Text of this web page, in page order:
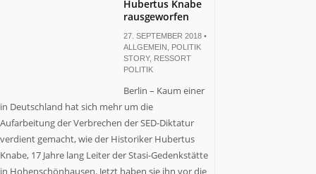
Hubertus Knabe
rausgeworfen
27. SEPTEMBER 2018 •
ALLGEMEIN
POLITIK
STORY, RESSORT
POLITIK
Berlin – Kaum einer
in Deutschland hat sich mehr um die
Aufarbeitung der Verbrechen der SED-Diktatur
verdient gemacht, wie der Historiker Hubertus
Knabe, 17 Jahre lang Leiter der Stasi-Gedenkstätte
in Hohenschönhausen. Jetzt haben sie ihn vor die